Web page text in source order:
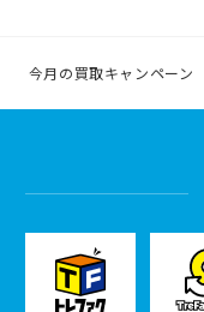
今月の買取キャンペーン